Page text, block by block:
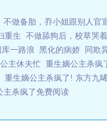
不做备胎，乔小姐跟别人官
重生 不做舔狗后，校草哭
一路浪 黑化的病娇 同欺
主休夫忙 重生嫡公主杀疯
重生嫡公主杀疯了! 东方九
主杀疯了免费阅读